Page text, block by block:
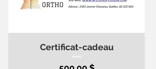
Certificat-cadeau